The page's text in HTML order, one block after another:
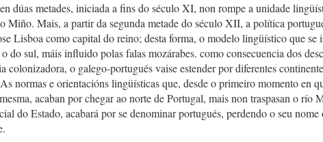
dúas metades, iniciada a fins do século XI, non rompe a unidade
Miño. Mais, a partir da segunda metade do século XII, a política
Lisboa como capital do reino; desta forma, o modelo lingüístico que se
do sul, máis influido polas falas mozárabes. como consecuencia dos
o galego-portugués vaise estender por diferentes
normas e orientacións lingüísticas que, desde o primeiro momento en
acaban por chegar ao norte de Portugal, mais non traspasan o río
do Estado, acabará por se denominar portugués, perdendo o seu